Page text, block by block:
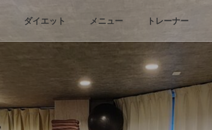
ダイエット メニュー トレーナー